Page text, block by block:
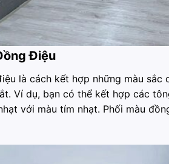
Điệu
là cách kết hợp những màu
Ví dụ, bạn có thể kết hợp các
với màu tím nhạt. Phối màu